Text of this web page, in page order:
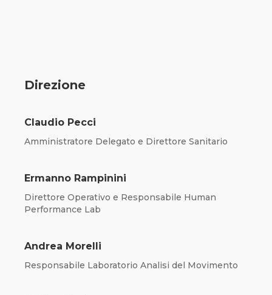
Direzione
Claudio Pecci
Amministratore Delegato e Direttore Sanitario
Ermanno Rampinini
Direttore Operativo e Responsabile Human
Performance Lab
Andrea Morelli
Responsabile Laboratorio Analisi del Movimento